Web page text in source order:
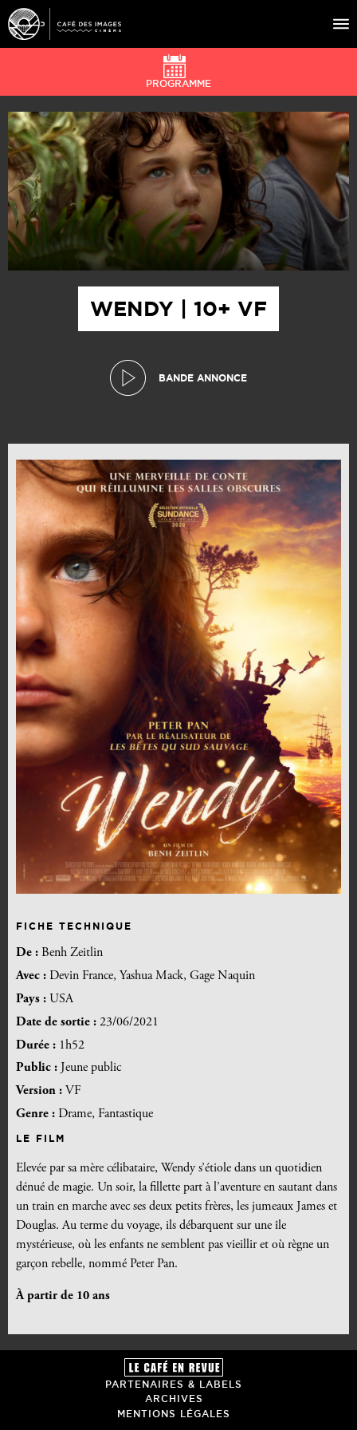
À L’AFFICHE
ÉVÉNEMENTS
CAFÉ DU CINÉ
PRATIQUE
ÉDUCATION AUX IMAGES
WENDY | 10+ VF
BANDE ANNONCE
FICHE TECHNIQUE
De : Benh Zeitlin
Avec : Devin France, Yashua Mack, Gage Naquin
Pays : USA
Date de sortie : 23/06/2021
Durée : 1h52
Public : Jeune public
Version : VF
Genre : Drame, Fantastique
LE FILM
Elevée par sa mère célibataire, Wendy s’étiole dans un quotidien
dénué de magie. Un soir, la fillette part à l’aventure en sautant dans
un train en marche avec ses deux petits frères, les jumeaux James et
Douglas. Au terme du voyage, ils débarquent sur une île
mystérieuse, où les enfants ne semblent pas vieillir et où règne un
garçon rebelle, nommé Peter Pan.
À partir de 10 ans
PROGRAMME
PARTENAIRES & LABELS
ARCHIVES
MENTIONS LÉGALES